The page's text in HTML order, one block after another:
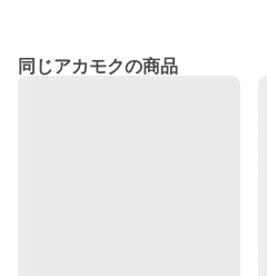
同じアカモクの商品